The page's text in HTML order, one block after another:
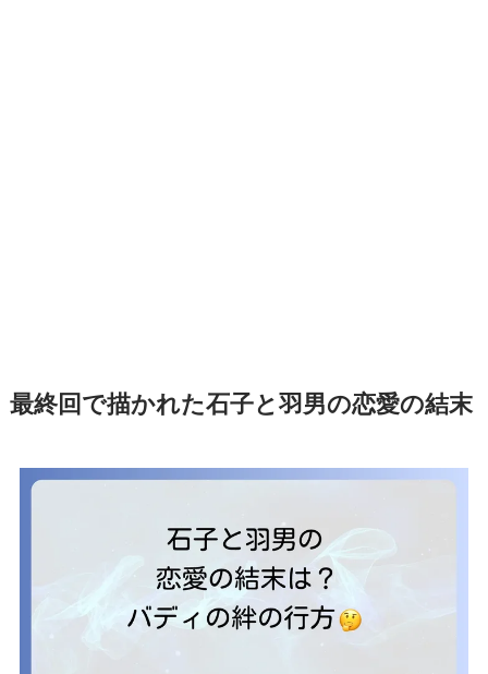
最終回で描かれた石子と羽男の恋愛の結末